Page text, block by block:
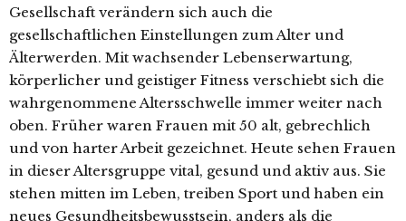
Gesellschaft verändern sich auch die
gesellschaftlichen Einstellungen zum Alter und
Älterwerden. Mit wachsender Lebenserwartung,
körperlicher und geistiger Fitness verschiebt sich die
wahrgenommene Altersschwelle immer weiter nach
oben. Früher waren Frauen mit 50 alt, gebrechlich
und von harter Arbeit gezeichnet. Heute sehen Frauen
in dieser Altersgruppe vital, gesund und aktiv aus. Sie
stehen mitten im Leben, treiben Sport und haben ein
neues Gesundheitsbewusstsein, anders als die